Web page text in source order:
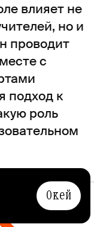
влияет не
но и
проводит
с
подход к
роль
Окей